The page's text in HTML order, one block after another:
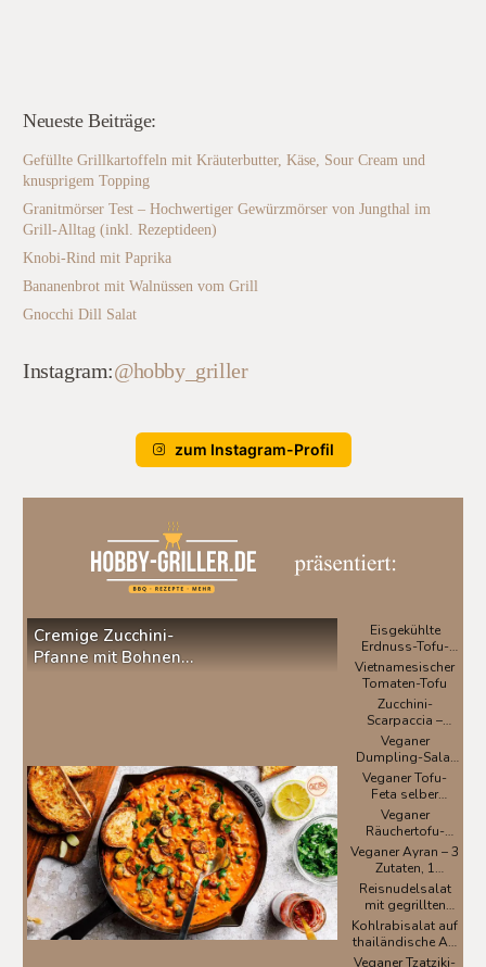
Neueste Beiträge:
Gefüllte Grillkartoffeln mit Kräuterbutter, Käse, Sour Cream und
knusprigem Topping
Granitmörser Test – Hochwertiger Gewürzmörser von Jungthal im
Grill-Alltag (inkl. Rezeptideen)
Knobi-Rind mit Paprika
Bananenbrot mit Walnüssen vom Grill
Gnocchi Dill Salat
Instagram:@hobby_griller
zum Instagram-Profil